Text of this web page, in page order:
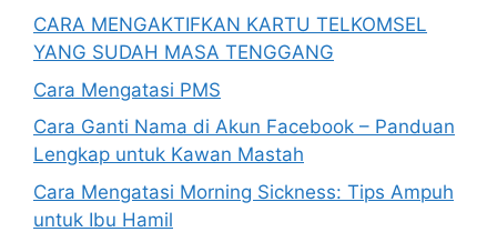
CARA MENGAKTIFKAN KARTU TELKOMSEL
YANG SUDAH MASA TENGGANG
Cara Mengatasi PMS
Cara Ganti Nama di Akun Facebook – Panduan
Lengkap untuk Kawan Mastah
Cara Mengatasi Morning Sickness: Tips Ampuh
untuk Ibu Hamil